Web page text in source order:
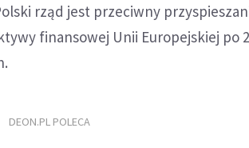
rząd jest przeciwny
finansowej Unii Europejskiej po
DEON.PL POLECA